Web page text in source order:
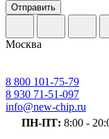
Отправить
Москва
8 800 101-75-79
8 930 71-51-097
info@new-chip.ru
ПН-ПТ: 8:00 -